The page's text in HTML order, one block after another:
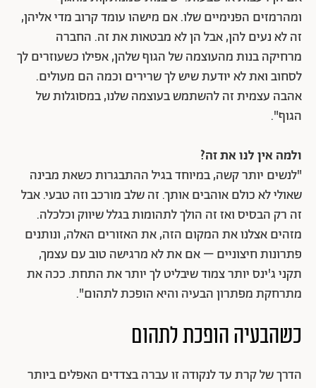
ומהרמזים הפנימיים שלו. אם מישהו עומד קרוב מדי אליהן,
זה לא נעים להן, אבל הן לא מבטאות את זה. החברה
מרחיקה בנות מהעוצמה של הגוף שלהן, אפילו כשעוזרים לך
לסחוב ואת לא יודעת שיש לך שרירים וכמה הם מעולים.
אהבה עצמית זה להשתמש בעוצמה שלנו, במסוגלות של
הגוף".
ולמה אין לנו את זה?
"לנשים יותר קשה, במיוחד בגיל ההתבגרות כשאת מבינה
שאולי לא כולם אוהבים אותך. זה שלב מורכב וזה טבעי. אבל
זה רק הבסיס ואז זה הולך לתהומות בגלל שיווק וכלכלה.
מזהים אצלנו את המקום הזה, את האזורים האלה, ונותנים
פתרונות חיצוניים – אם את לא מרגישה טוב עם עצמך,
תקני ג'ינס יותר צמוד שיבליט לך יותר את התחת. ככה את
מתרחקת מפתרון הבעיה והיא הופכת לתהום".
כשהבעיה הופכת לתהום
הדרך של קרת עד לנקודה זו עברה בצדדים האפלים ביותר